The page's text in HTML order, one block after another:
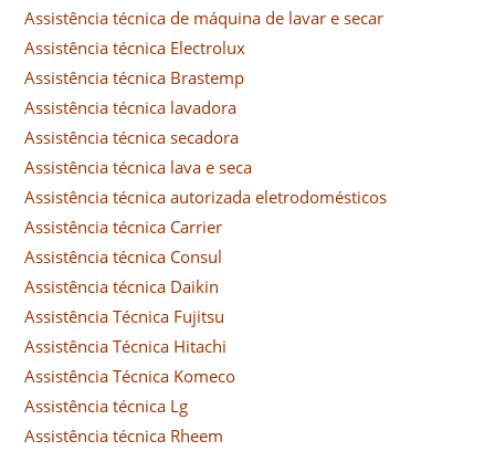
Assistência técnica de máquina de lavar e secar
Assistência técnica Electrolux
Assistência técnica Brastemp
Assistência técnica lavadora
Assistência técnica secadora
Assistência técnica lava e seca
Assistência técnica autorizada eletrodomésticos
Assistência técnica Carrier
Assistência técnica Consul
Assistência técnica Daikin
Assistência Técnica Fujitsu
Assistência Técnica Hitachi
Assistência Técnica Komeco
Assistência técnica Lg
Assistência técnica Rheem